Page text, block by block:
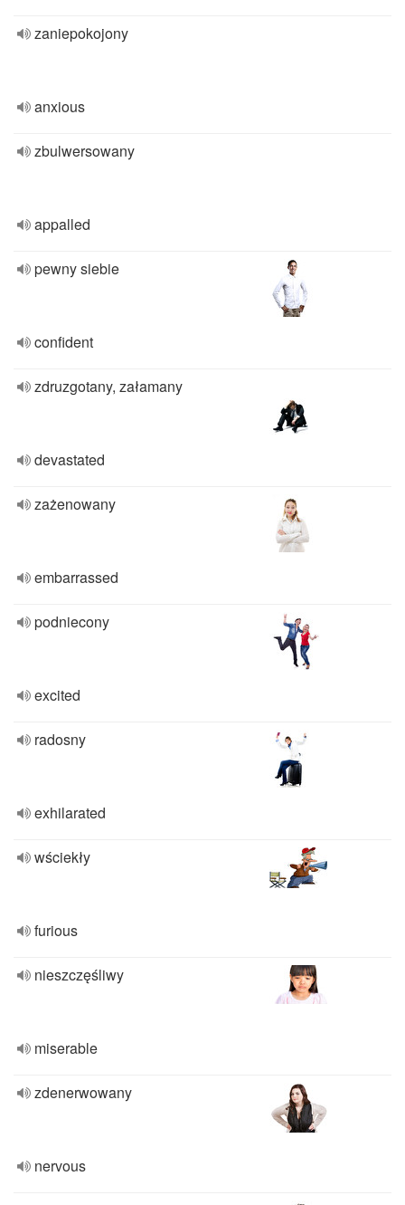
zaniepokojony
anxious
zbulwersowany
appalled
pewny siebie
confident
zdruzgotany, załamany
devastated
zażenowany
embarrassed
podniecony
excited
radosny
exhilarated
wściekły
furious
nieszczęśliwy
miserable
zdenerwowany
nervous